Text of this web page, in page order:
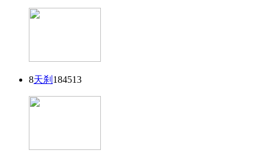
8天刹 184513